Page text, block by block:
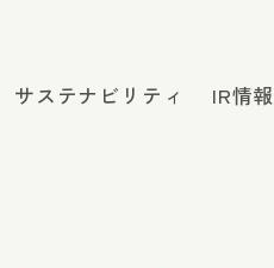
サステナビリティ IR情報